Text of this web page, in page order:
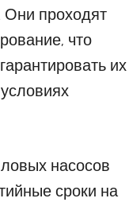
Они проходят
что
их
насосов
сроки на